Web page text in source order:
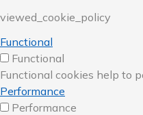
viewed_cookie_policy
Functional
Functional
Functional cookies help to
Performance
Performance